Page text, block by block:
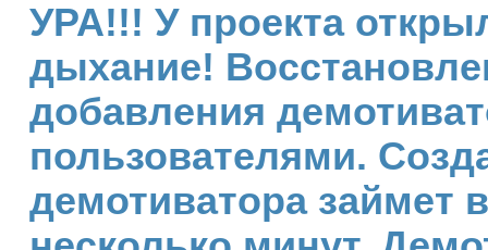
УРА!!! У проекта
дыхание!
добавления
пользователями.
демотиватора займет